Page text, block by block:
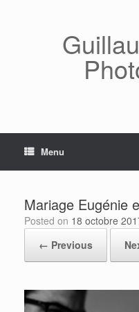
Menu
Mariage Eugénie
Posted on 18 octobre
← Previous